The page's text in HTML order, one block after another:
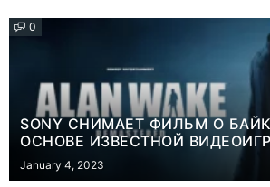
0
SONY СНИМАЕТ ФИЛЬМ О
ОСНОВЕ ИЗВЕСТНОЙ
January 4, 2023
Игры
Игры